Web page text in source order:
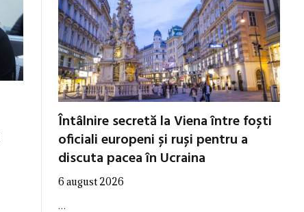
Întâlnire secretă la Viena între foști
oficiali europeni și ruși pentru a
discuta pacea în Ucraina
6 august 2026
…